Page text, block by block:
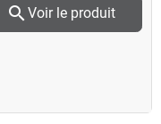
search Voir le produit